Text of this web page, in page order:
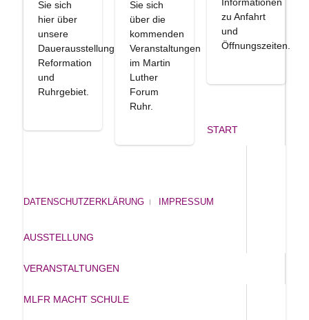
Sie sich
hier über
unsere
Dauerausstellung
Reformation
und
Ruhrgebiet.
Sie sich
über die
kommenden
Veranstaltungen
im Martin
Luther
Forum
Ruhr.
zu Anfahrt
und
Öffnungszeiten.
DATENSCHUTZERKLÄRUNG IMPRESSUM
START
AUSSTELLUNG
VERANSTALTUNGEN
MLFR MACHT SCHULE